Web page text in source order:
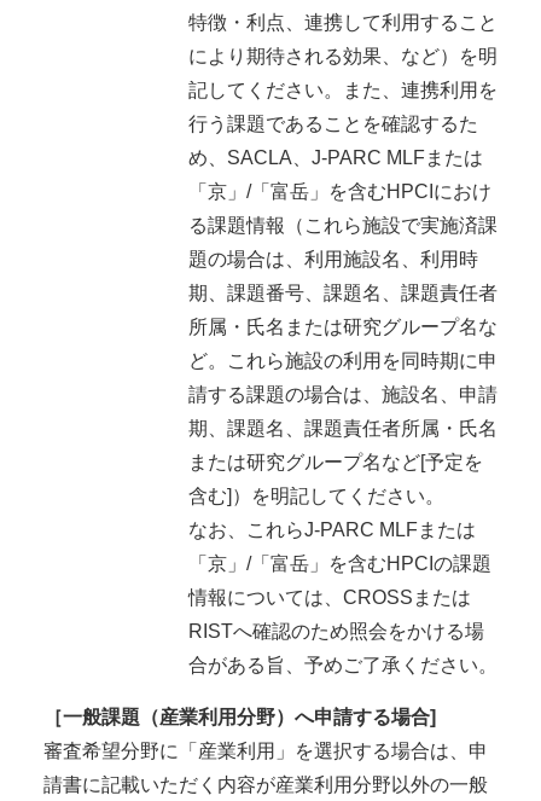
特徴・利点、連携して利用すること
により期待される効果、など）を明
記してください。また、連携利用を
行う課題であることを確認するた
め、SACLA、J-PARC MLFまたは
「京」/「富岳」を含むHPCIにおけ
る課題情報（これら施設で実施済課
題の場合は、利用施設名、利用時
期、課題番号、課題名、課題責任者
所属・氏名または研究グループ名な
ど。これら施設の利用を同時期に申
請する課題の場合は、施設名、申請
期、課題名、課題責任者所属・氏名
または研究グループ名など[予定を
含む]）を明記してください。
なお、これらJ-PARC MLFまたは
「京」/「富岳」を含むHPCIの課題
情報については、CROSSまたは
RISTへ確認のため照会をかける場
合がある旨、予めご了承ください。
［一般課題（産業利用分野）へ申請する場合]
審査希望分野に「産業利用」を選択する場合は、申
請書に記載いただく内容が産業利用分野以外の一般